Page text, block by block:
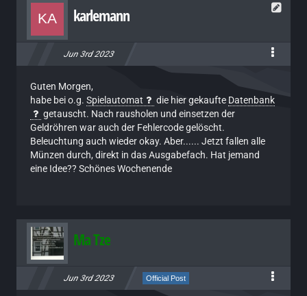
karlemann
Jun 3rd 2023
Guten Morgen,
habe bei o.g. Spielautomat die hier gekaufte Datenbank
getauscht. Nach rausholen und einsetzen der
Geldröhren war auch der Fehlercode gelöscht.
Beleuchtung auch wieder okay. Aber...... Jetzt fallen alle
Münzen durch, direkt in das Ausgabefach. Hat jemand
eine Idee?? Schönes Wochenende
Ma Tze
Jun 3rd 2023 Official Post